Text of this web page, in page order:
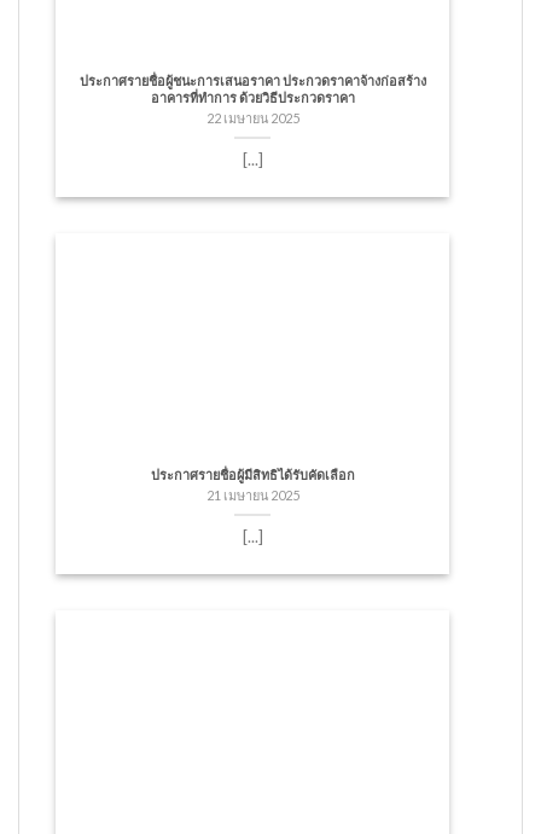
ประกาศรายชื่อผู้ชนะการเสนอราคา ประกวดราคาจ้างก่อสร้าง
อาคารที่ทำการ ด้วยวิธีประกวดราคา
22 เมษายน 2025
[...]
ประกาศรายชื่อผู้มีสิทธิได้รับคัดเลือก
21 เมษายน 2025
[...]